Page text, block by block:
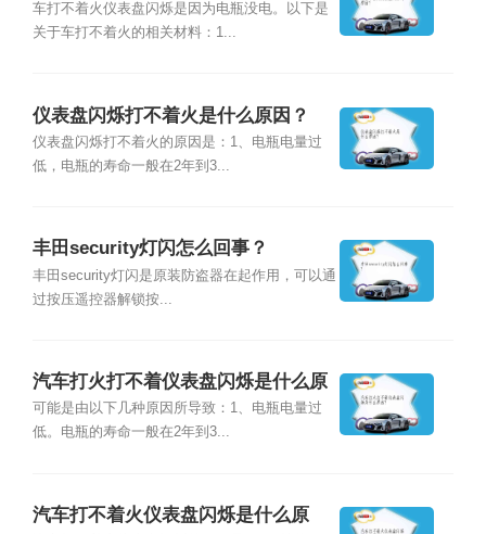
车打不着火仪表盘闪烁是因为电瓶没电。以下是
关于车打不着火的相关材料：1...
仪表盘闪烁打不着火是什么原因？
仪表盘闪烁打不着火的原因是：1、电瓶电量过
低，电瓶的寿命一般在2年到3...
丰田security灯闪怎么回事？
丰田security灯闪是原装防盗器在起作用，可以通
过按压遥控器解锁按...
汽车打火打不着仪表盘闪烁是什么原
因？
可能是由以下几种原因所导致：1、电瓶电量过
低。电瓶的寿命一般在2年到3...
汽车打不着火仪表盘闪烁是什么原